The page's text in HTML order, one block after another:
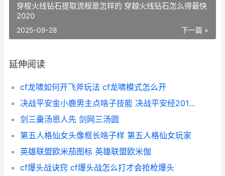
穿梭火线钻石提取流程是怎样的 穿越火线钻石怎么得最快
2020
下一篇 »
2025-09-28
延伸阅读
cf龙啸如何开飞斧玩法 cf龙啸模式怎么开
决战平安金小鹿男主点啥子技能 决战平安经20121年选择的皮肤是什么
剑三羹汤恩人先 剑网三汤圆
第五人格仙女头像框长啥子样 第五人格仙女玩家
英雄联盟欧米茄图标 英雄联盟欧米伽
cf爆头战诀窍 cf爆头战怎么打才会抢枪爆头